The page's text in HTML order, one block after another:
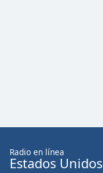
Radio en línea
Estados Unidos